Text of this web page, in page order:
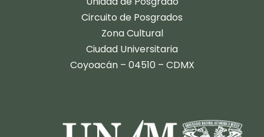
Circuito de Posgrados
Zona Cultural
Ciudad Universitaria
Coyoacán – 04510 – CDMX